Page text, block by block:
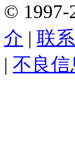
© 1997-
介 | 联
| 不良信